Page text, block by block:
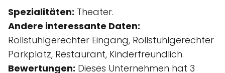
Spezialitäten: Theater.
Andere interessante Daten:
Rollstuhlgerechter Eingang, Rollstuhlgerechter
Parkplatz, Restaurant, Kinder­freundlich.
Bewertungen: Dieses Unternehmen hat 3